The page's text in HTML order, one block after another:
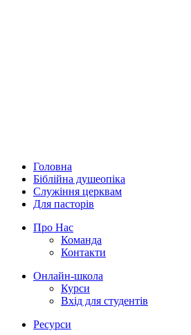
Головна
Біблійна душеопіка
Служіння церквам
Для пасторів
Про Нас
Команда
Контакти
Онлайн-школа
Курси
Вхід для студентів
Ресурси